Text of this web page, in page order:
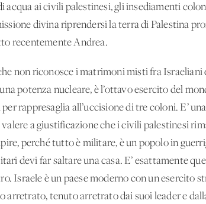
acqua ai civili palestinesi, gli insediamenti
divina riprendersi la terra di Palestina
recentemente Andrea.
non riconosce i matrimoni misti fra
potenza nucleare, è l’ottavo esercito del
rappresaglia all’uccisione di tre coloni. E’
a giustificazione che i civili palestinesi
perché tutto è militare, è un popolo in
devi far saltare una casa. E’ esattamente
Israele è un paese moderno con un esercito
arretrato, tenuto arretrato dai suoi leader e